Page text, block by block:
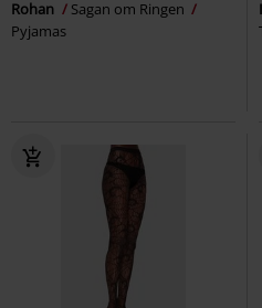
Rohan
Sagan om Ringen
Pyjamas